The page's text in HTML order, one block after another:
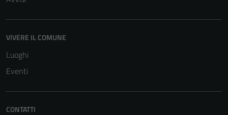
VIVERE IL COMUNE
Luoghi
Eventi
CONTATTI